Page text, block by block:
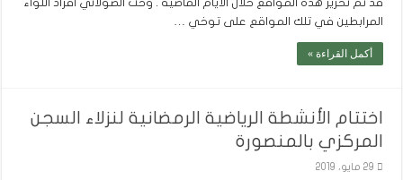
قد تم تحرير هذه المواقع خلال الايام الماضية . وحث الصولاني افراد اللواء
المرابطين في تلك المواقع على توخي …
أكمل القراءة »
اختتام الأنشطة الرياضية الرمضانية لنزلاء السجن
المركزي بالمنصورة
29 مايو، 2019